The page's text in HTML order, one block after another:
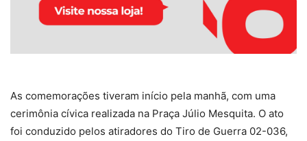
As comemorações tiveram início pela manhã, com uma
cerimônia cívica realizada na Praça Júlio Mesquita. O ato
foi conduzido pelos atiradores do Tiro de Guerra 02-036,